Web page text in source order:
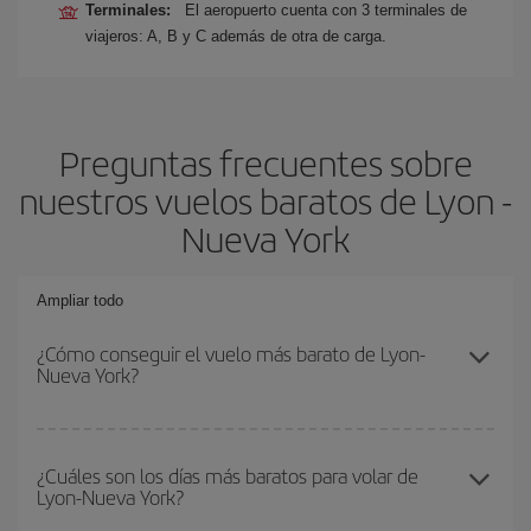
Terminales:
El aeropuerto cuenta con 3 terminales de
viajeros: A, B y C además de otra de carga.
Preguntas frecuentes sobre
nuestros vuelos baratos de Lyon -
Nueva York
Ampliar todo
¿Cómo conseguir el vuelo más barato de Lyon-
Nueva York?
conseguir el vuelo más barato si evitas temporadas altas,
compras con antelación y puedes ser flexible con las fechas y
¿Cuáles son los días más baratos para volar de
Lyon-Nueva York?